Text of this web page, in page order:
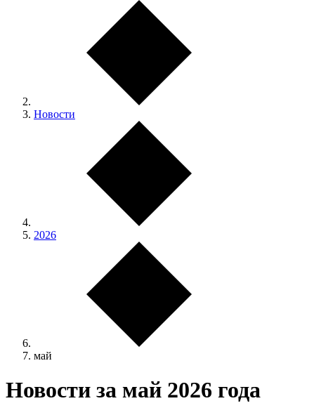
Новости
2026
май
Новости за май 2026 года